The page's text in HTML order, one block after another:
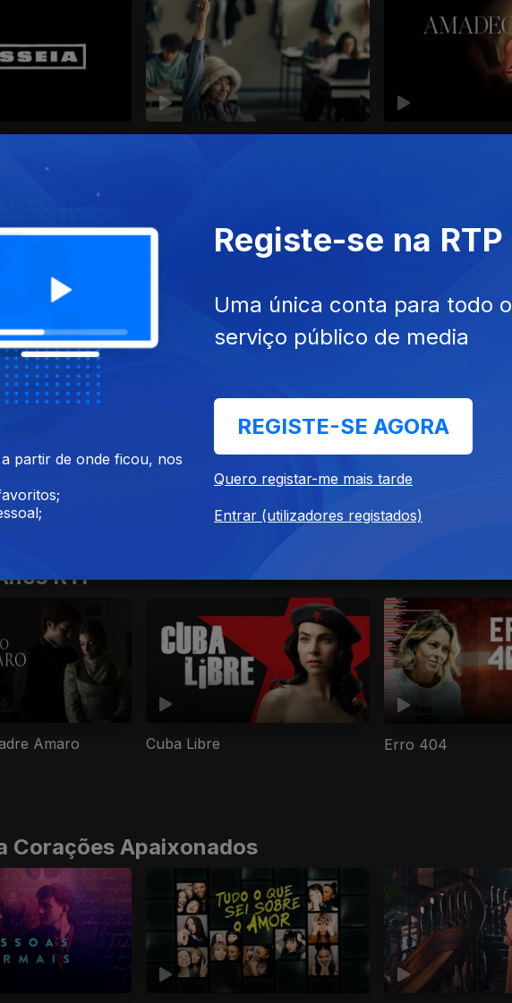
Um Tempo Após Outro A Lei do Mar
RTP
Amaro Cuba Libre Erro 404
Corações Apaixonados
partir de onde ficou, nos
Registe-se na RTP
Uma única conta para todo o
serviço público de media
REGISTE-SE AGORA
Quero registar-me mais tarde
Entrar (utilizadores registados)